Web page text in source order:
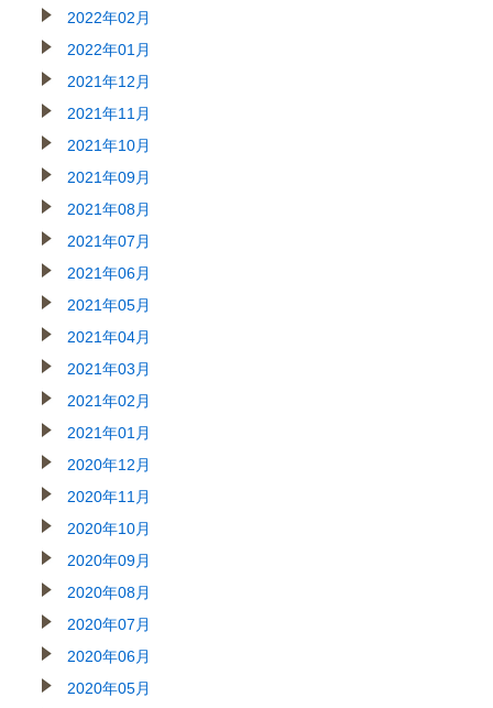
2022年02月
2022年01月
2021年12月
2021年11月
2021年10月
2021年09月
2021年08月
2021年07月
2021年06月
2021年05月
2021年04月
2021年03月
2021年02月
2021年01月
2020年12月
2020年11月
2020年10月
2020年09月
2020年08月
2020年07月
2020年06月
2020年05月